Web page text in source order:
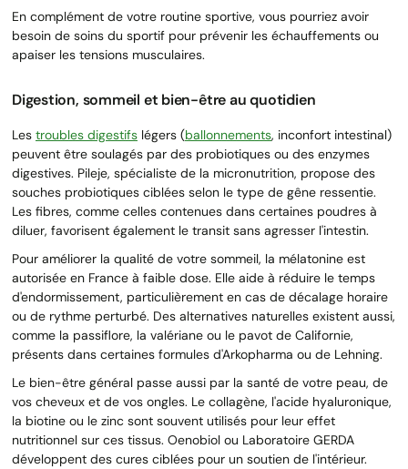
En complément de votre routine sportive, vous pourriez avoir
besoin de soins du sportif pour prévenir les échauffements ou
apaiser les tensions musculaires.
Digestion, sommeil et bien-être au quotidien
Les troubles digestifs légers (ballonnements, inconfort intestinal)
peuvent être soulagés par des probiotiques ou des enzymes
digestives. Pileje, spécialiste de la micronutrition, propose des
souches probiotiques ciblées selon le type de gêne ressentie.
Les fibres, comme celles contenues dans certaines poudres à
diluer, favorisent également le transit sans agresser l'intestin.
Pour améliorer la qualité de votre sommeil, la mélatonine est
autorisée en France à faible dose. Elle aide à réduire le temps
d'endormissement, particulièrement en cas de décalage horaire
ou de rythme perturbé. Des alternatives naturelles existent aussi,
comme la passiflore, la valériane ou le pavot de Californie,
présents dans certaines formules d'Arkopharma ou de Lehning.
Le bien-être général passe aussi par la santé de votre peau, de
vos cheveux et de vos ongles. Le collagène, l'acide hyaluronique,
la biotine ou le zinc sont souvent utilisés pour leur effet
nutritionnel sur ces tissus. Oenobiol ou Laboratoire GERDA
développent des cures ciblées pour un soutien de l'intérieur.